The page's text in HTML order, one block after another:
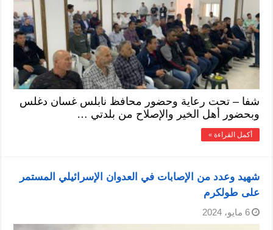
شفا – تحت رعاية وحضور محافظ نابلس غسان دغلس
وبحضور أهل الخير والإصلاح من بلدتي …
أكمل القراءة »
شهيد وعدد من الإصابات في العدوان الإسرائيلي المستمر
على طولكرم
6 مايو، 2024